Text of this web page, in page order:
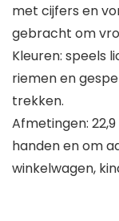
met cijfers en
gebracht om
Kleuren: speels
riemen en
trekken.
Afmetingen:
handen en om
winkelwagen,